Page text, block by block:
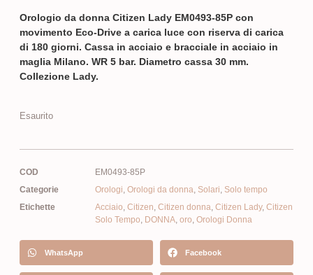
Orologio da donna Citizen Lady EM0493-85P con
movimento Eco-Drive a carica luce con riserva di carica
di 180 giorni. Cassa in acciaio e bracciale in acciaio in
maglia Milano. WR 5 bar. Diametro cassa 30 mm.
Collezione Lady.
Esaurito
COD
EM0493-85P
Categorie
Orologi, Orologi da donna, Solari, Solo tempo
Etichette
Acciaio, Citizen, Citizen donna, Citizen Lady, Citizen
Solo Tempo, DONNA, oro, Orologi Donna
WhatsApp Facebook